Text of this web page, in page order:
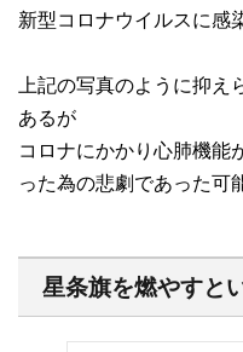
新型コロナウイルスに感
上記の写真のように抑え
あるが
コロナにかかり心肺機能
った為の悲劇であった可
星条旗を燃やすと